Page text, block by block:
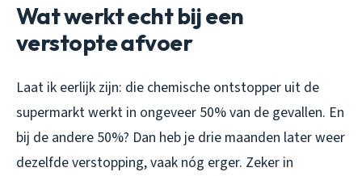
Wat werkt echt bij een
verstopte afvoer
Laat ik eerlijk zijn: die chemische ontstopper uit de
supermarkt werkt in ongeveer 50% van de gevallen. En
bij de andere 50%? Dan heb je drie maanden later weer
dezelfde verstopping, vaak nóg erger. Zeker in